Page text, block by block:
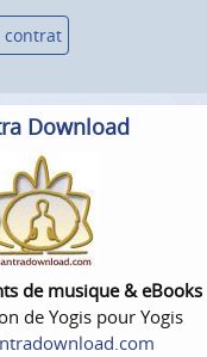
contrat
Download
de musique & eBooks
de Yogis pour Yogis